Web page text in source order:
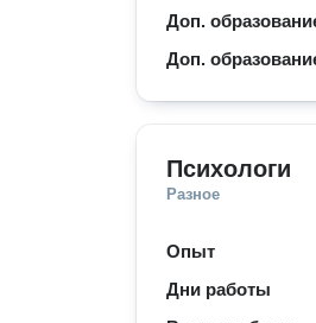
Доп.
Доп.
Психологи
Разное
Опыт
Дни работы